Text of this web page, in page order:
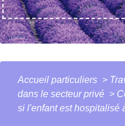
Accueil particuliers >
dans le secteur privé >
si l'enfant est hospitalisé